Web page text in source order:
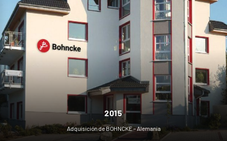
2015
Adquisición de BOHNCKE – Alemania